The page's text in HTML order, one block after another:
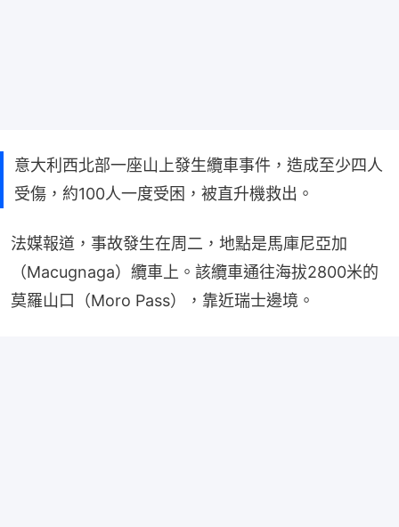
意大利西北部一座山上發生纜車事件，造成至少四人
受傷，約100人一度受困，被直升機救出。
法媒報道，事故發生在周二，地點是馬庫尼亞加
（Macugnaga）纜車上。該纜車通往海拔2800米的
莫羅山口（Moro Pass），靠近瑞士邊境。